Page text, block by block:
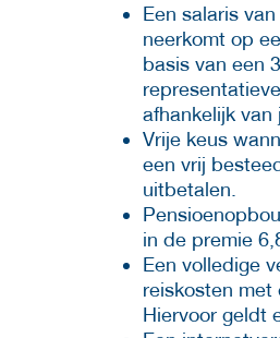
Een salaris
neerkomt op
basis van een
afhankelijk van
Vrije keus
een vrij
uitbetalen.
in de premie
Een volledige
reiskosten met
Hiervoor geldt